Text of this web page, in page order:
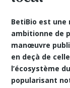
BetiBio est
ambitionne de
manœuvre
en deçà de
l’écosystème
popularisant